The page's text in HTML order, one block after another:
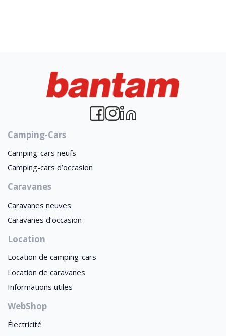
Camping-Cars
Camping-cars neufs
Camping-cars d’occasion
Caravanes
Caravanes neuves
Caravanes d’occasion
Location
Location de camping-cars
Location de caravanes
Informations utiles
WebShop
Électricité